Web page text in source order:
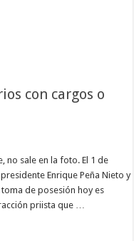
con cargos o
no sale en la foto. El 1 de
Enrique Peña Nieto y
de posesión hoy es
priista que …